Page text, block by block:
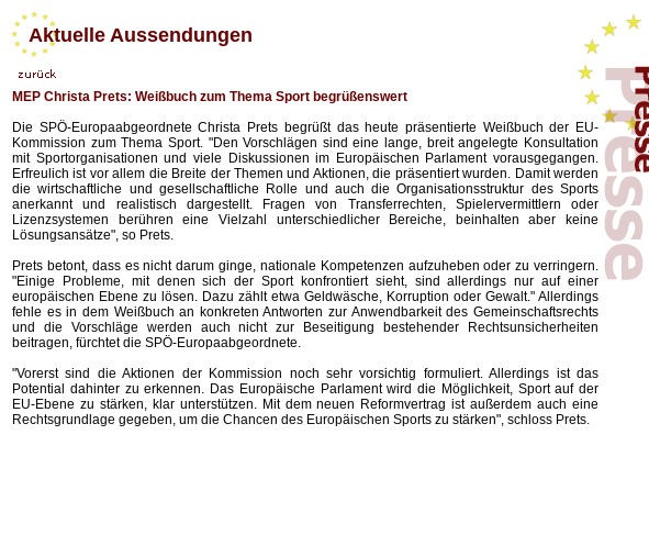
Aktuelle Aussendungen
MEP Christa Prets: Weißbuch zum Thema Sport begrüßenswert
Die SPÖ-Europaabgeordnete Christa Prets begrüßt das heute präsentierte Weißbuch der EU-
Kommission zum Thema Sport. "Den Vorschlägen sind eine lange, breit angelegte Konsultation
mit Sportorganisationen und viele Diskussionen im Europäischen Parlament vorausgegangen.
Erfreulich ist vor allem die Breite der Themen und Aktionen, die präsentiert wurden. Damit werden
die wirtschaftliche und gesellschaftliche Rolle und auch die Organisationsstruktur des Sports
anerkannt und realistisch dargestellt. Fragen von Transferrechten, Spielervermittlern oder
Lizenzsystemen berühren eine Vielzahl unterschiedlicher Bereiche, beinhalten aber keine
Lösungsansätze", so Prets.
Prets betont, dass es nicht darum ginge, nationale Kompetenzen aufzuheben oder zu verringern.
"Einige Probleme, mit denen sich der Sport konfrontiert sieht, sind allerdings nur auf einer
europäischen Ebene zu lösen. Dazu zählt etwa Geldwäsche, Korruption oder Gewalt." Allerdings
fehle es in dem Weißbuch an konkreten Antworten zur Anwendbarkeit des Gemeinschaftsrechts
und die Vorschläge werden auch nicht zur Beseitigung bestehender Rechtsunsicherheiten
beitragen, fürchtet die SPÖ-Europaabgeordnete.
"Vorerst sind die Aktionen der Kommission noch sehr vorsichtig formuliert. Allerdings ist das
Potential dahinter zu erkennen. Das Europäische Parlament wird die Möglichkeit, Sport auf der
EU-Ebene zu stärken, klar unterstützen. Mit dem neuen Reformvertrag ist außerdem auch eine
Rechtsgrundlage gegeben, um die Chancen des Europäischen Sports zu stärken", schloss Prets.